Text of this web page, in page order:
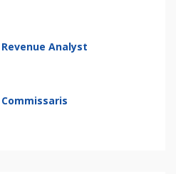
Revenue Analyst
Commissaris